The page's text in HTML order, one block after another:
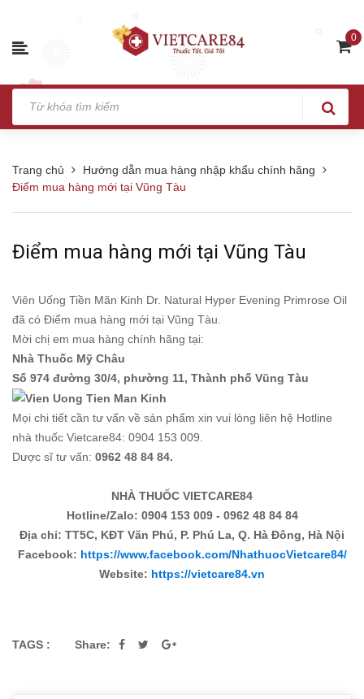
0
Trang chủ
Hướng dẫn mua hàng nhập khẩu chính hãng
Điểm mua hàng mới tại Vũng Tàu
Điểm mua hàng mới tại Vũng Tàu
Viên Uống Tiền Mãn Kinh Dr. Natural Hyper Evening Primrose Oil
đã có Điểm mua hàng mới tại Vũng Tàu.
Mời chị em mua hàng chính hãng tại:
Nhà Thuốc Mỹ Châu
Số 974 đường 30/4, phường 11, Thành phố Vũng Tàu
Mọi chi tiết cần tư vấn về sản phẩm xin vui lòng liên hệ Hotline
nhà thuốc Vietcare84: 0904 153 009.
Dược sĩ tư vấn: 0962 48 84 84.
NHÀ THUỐC VIETCARE84
Hotline/Zalo: 0904 153 009 - 0962 48 84 84
Địa chỉ: TT5C, KĐT Văn Phú, P. Phú La, Q. Hà Đông, Hà Nội
Facebook: https://www.facebook.com/NhathuocVietcare84/
Website: https://vietcare84.vn
TAGS : Share: